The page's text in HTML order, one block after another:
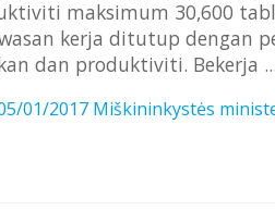
maksimum 30,600
kerja ditutup dengan
dan produktiviti. Bekerja
01/2017 Miškininkystės